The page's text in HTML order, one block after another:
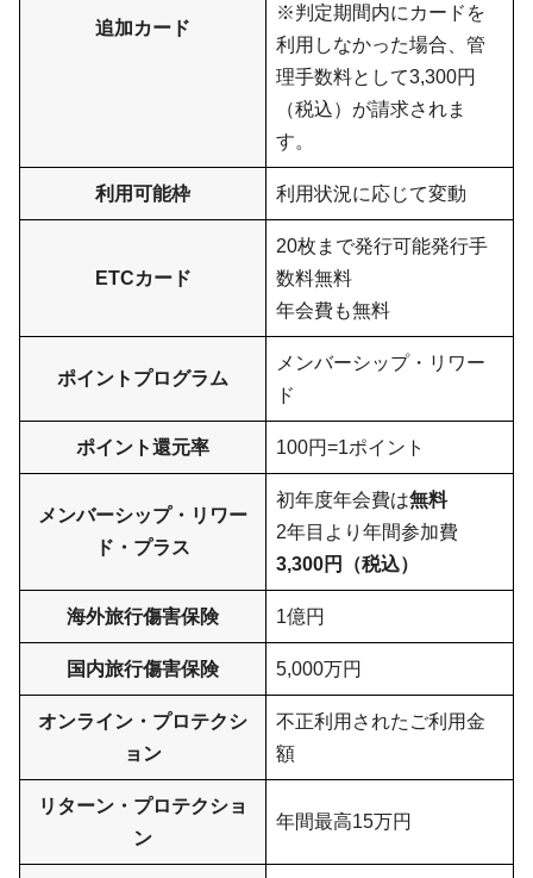
追加カード
※判定期間内にカードを
利用しなかった場合、管
理手数料として3,300円
（税込）が請求されま
す。
利用可能枠 利用状況に応じて変動
ETCカード
20枚まで発行可能発行手
数料無料
年会費も無料
ポイントプログラム
メンバーシップ・リワー
ド
ポイント還元率 100円=1ポイント
メンバーシップ・リワー
ド・プラス
初年度年会費は無料
2年目より年間参加費
3,300円（税込）
海外旅行傷害保険 1億円
国内旅行傷害保険 5,000万円
オンライン・プロテクシ
ョン
不正利用されたご利用金
額
リターン・プロテクショ
ン
年間最高15万円